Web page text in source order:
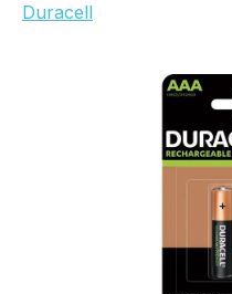
Duracell
Bildergalerie überspringen